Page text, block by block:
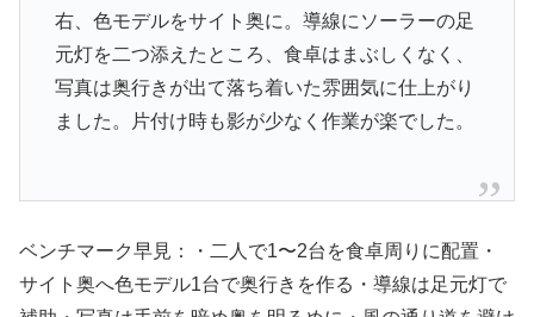
右、色モデルをサイト奥に。導線にソーラーの足
元灯を二つ添えたところ、食卓はまぶしくなく、
写真は奥行きが出て落ち着いた雰囲気に仕上がり
ました。片付け時も影が少なく作業が楽でした。
ベンチマーク早見：・二人で1〜2台を食卓周りに配置・
サイト奥へ色モデル1台で奥行きを作る・導線は足元灯で